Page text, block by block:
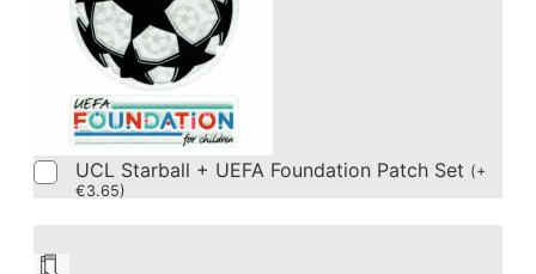
UCL Starball + UEFA Foundation Patch Set (+
€3.65)